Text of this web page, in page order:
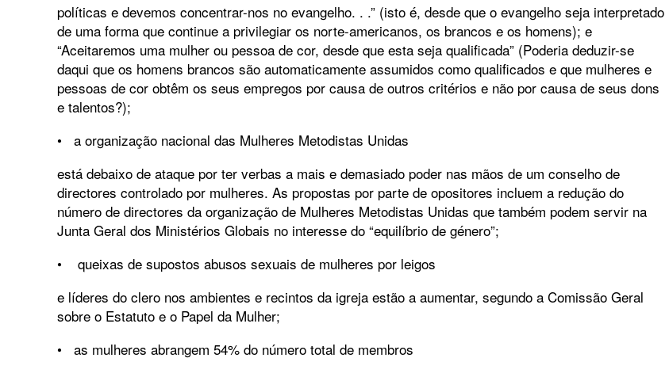
políticas e devemos concentrar-nos no evangelho. . .” (isto é, desde que o evangelho seja interpretado
de uma forma que continue a privilegiar os norte-americanos, os brancos e os homens); e
“Aceitaremos uma mulher ou pessoa de cor, desde que esta seja qualificada” (Poderia deduzir-se
daqui que os homens brancos são automaticamente assumidos como qualificados e que mulheres e
pessoas de cor obtêm os seus empregos por causa de outros critérios e não por causa de seus dons
e talentos?);
• a organização nacional das Mulheres Metodistas Unidas
está debaixo de ataque por ter verbas a mais e demasiado poder nas mãos de um conselho de
directores controlado por mulheres. As propostas por parte de opositores incluem a redução do
número de directores da organização de Mulheres Metodistas Unidas que também podem servir na
Junta Geral dos Ministérios Globais no interesse do “equilíbrio de género”;
• queixas de supostos abusos sexuais de mulheres por leigos
e líderes do clero nos ambientes e recintos da igreja estão a aumentar, segundo a Comissão Geral
sobre o Estatuto e o Papel da Mulher;
• as mulheres abrangem 54% do número total de membros